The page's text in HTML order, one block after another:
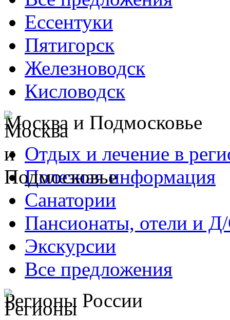
Ессентуки
Пятигорск
Железноводск
Кисловодск
Москва и Подмосковье
Отдых и лечение в
Полезная информация
Санатории
Пансионаты, отели и
Экскурсии
Все предложения
Регионы России